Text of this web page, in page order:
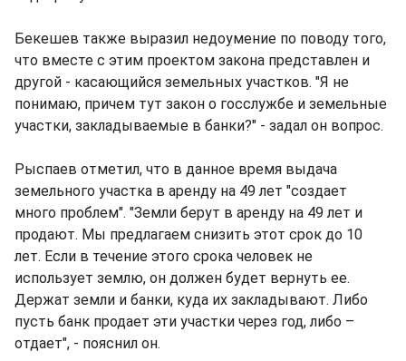
Бекешев также выразил недоумение по поводу того,
что вместе с этим проектом закона представлен и
другой - касающийся земельных участков. "Я не
понимаю, причем тут закон о госслужбе и земельные
участки, закладываемые в банки?" - задал он вопрос.
Рыспаев отметил, что в данное время выдача
земельного участка в аренду на 49 лет "создает
много проблем". "Земли берут в аренду на 49 лет и
продают. Мы предлагаем снизить этот срок до 10
лет. Если в течение этого срока человек не
использует землю, он должен будет вернуть ее.
Держат земли и банки, куда их закладывают. Либо
пусть банк продает эти участки через год, либо –
отдает", - пояснил он.